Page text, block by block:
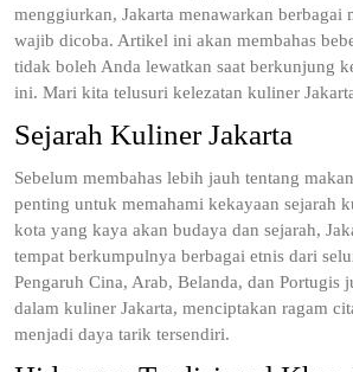
menggiurkan, Jakarta menawarkan berbagai
wajib dicoba. Artikel ini akan membahas
tidak boleh Anda lewatkan saat berkunjung
ini. Mari kita telusuri kelezatan kuliner
Sejarah Kuliner Jakarta
Sebelum membahas lebih jauh tentang
penting untuk memahami kekayaan sejarah
kota yang kaya akan budaya dan sejarah,
tempat berkumpulnya berbagai etnis dari
Pengaruh Cina, Arab, Belanda, dan Portugis
dalam kuliner Jakarta, menciptakan ragam
menjadi daya tarik tersendiri.